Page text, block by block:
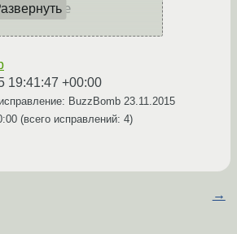
19:41:47 +00:00
BuzzBomb 23.11.2015
(всего исправлений: 4)
→